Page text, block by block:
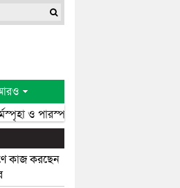
ও পারস্পরিক সৌহার্দ্য বৃদ্ধি করে: এমপি
কাজ করছেন